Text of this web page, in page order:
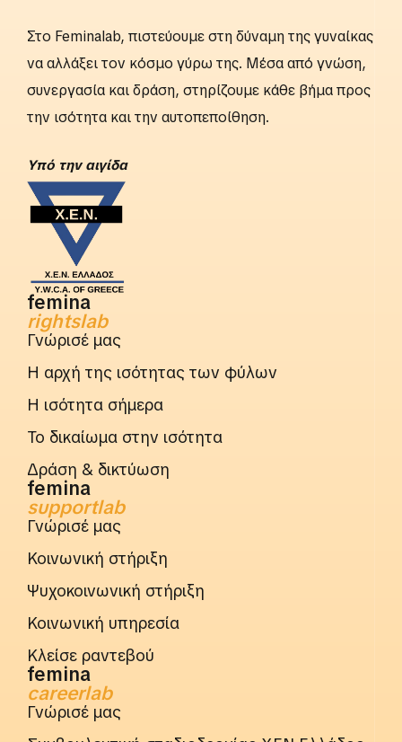
Στο Feminalab, πιστεύουμε στη δύναμη της γυναίκας
να αλλάξει τον κόσμο γύρω της. Μέσα από γνώση,
συνεργασία και δράση, στηρίζουμε κάθε βήμα προς
την ισότητα και την αυτοπεποίθηση.
Yπό την αιγίδα
femina
rightslab
Γνώρισέ μας
Η αρχή της ισότητας των φύλων
Η ισότητα σήμερα
Το δικαίωμα στην ισότητα
Δράση & δικτύωση
femina
supportlab
Γνώρισέ μας
Κοινωνική στήριξη
Ψυχοκοινωνική στήριξη
Κοινωνική υπηρεσία
Κλείσε ραντεβού
femina
careerlab
Γνώρισέ μας